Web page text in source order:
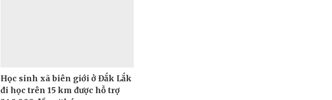
Học sinh xã biên giới ở Đắk Lắk
đi học trên 15 km được hỗ trợ